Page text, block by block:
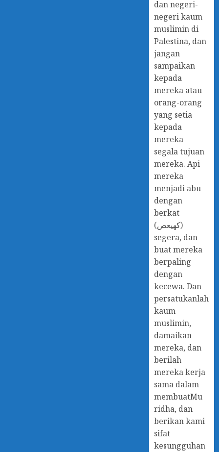
dan negeri-
negeri kaum
muslimin di
Palestina, dan
jangan
sampaikan
kepada
mereka atau
orang-orang
yang setia
kepada
mereka
segala tujuan
mereka. Api
mereka
menjadi abu
dengan
berkat
(كهيعص)
segera, dan
buat mereka
berpaling
dengan
kecewa. Dan
persatukanlah
kaum
muslimin,
damaikan
mereka, dan
berilah
mereka kerja
sama dalam
membuatMu
ridha, dan
berikan kami
sifat
kesungguhan